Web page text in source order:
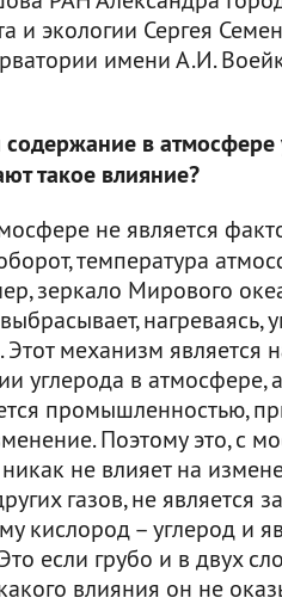
и экологии Сергея
имени А.И.
в атмосфере
такое влияние?
не является
температура
зеркало Мирового
нагреваясь,
механизм является
углерода в атмосфере,
промышленностью,
Поэтому это, с
не влияет на
газов, не является
кислород – углерод и
если грубо и в двух
влияния он не